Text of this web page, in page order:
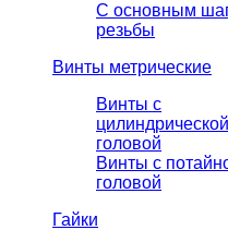
С основным
резьбы
Винты метрические
Винты с
цилиндрической
головой
Винты с
головой
Гайки